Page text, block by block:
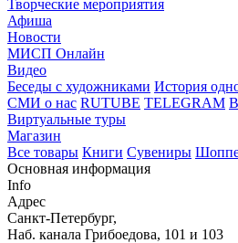
Творческие мероприятия
Афиша
Новости
МИСП Онлайн
Видео
Беседы с художниками История
СМИ о нас RUTUBE TELEGRAM
Виртуальные туры
Магазин
Все товары Книги Сувениры
Основная информация
Info
Адрес
Санкт-Петербург,
Наб. канала Грибоедова, 101 и 103